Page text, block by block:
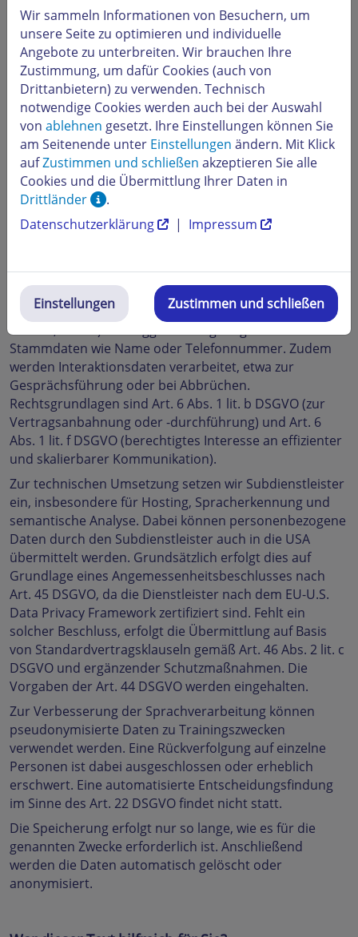
Zur automatisierten Bearbeitung telefonischer
Anfragen setzen wir den STRATO Smart-
Telefonassistenten ein. Dieser verarbeitet
Gesprächsinhalte in unserem Auftrag, um Ihr Anliegen
zu erfassen, weiterzuleiten oder zu beantworten. Dabei
kommen automatische Spracherkennung (Speech-to-
Text), semantische Analyse (Natural Language
Processing) und ggf. Textgenerierung (Text-to-Speech)
zum Einsatz.
Gesprächsinhalte können aufgezeichnet, transkribiert
oder dokumentiert werden. Dies erfolgt nur, wenn Sie
zu Beginn des Gesprächs entsprechend informiert
wurden und das Gespräch fortsetzen. Sie können die
vermeiden.
Verarbeitet werden insbesondere Ihre Äußerungen im
Gespräch, technische Verbindungsdaten (Datum,
Uhrzeit, Dauer) sowie ggf. freiwillig mitgeteilte
Stammdaten wie Name oder Telefonnummer. Zudem
werden Interaktionsdaten verarbeitet, etwa zur
Gesprächsführung oder bei Abbrüchen.
Rechtsgrundlagen sind Art. 6 Abs. 1 lit. b DSGVO (zur
Vertragsanbahnung oder -durchführung) und Art. 6
Abs. 1 lit. f DSGVO (berechtigtes Interesse an effizienter
und skalierbarer Kommunikation).
Zur technischen Umsetzung setzen wir Subdienstleister
ein, insbesondere für Hosting, Spracherkennung und
semantische Analyse. Dabei können personenbezogene
Daten durch den Subdienstleister auch in die USA
übermittelt werden. Grundsätzlich erfolgt dies auf
Grundlage eines Angemessenheitsbeschlusses nach
Art. 45 DSGVO, da die Dienstleister nach dem EU-U.S.
Data Privacy Framework zertifiziert sind. Fehlt ein
solcher Beschluss, erfolgt die Übermittlung auf Basis
von Standardvertragsklauseln gemäß Art. 46 Abs. 2 lit. c
DSGVO und ergänzender Schutzmaßnahmen. Die
Vorgaben der Art. 44 DSGVO werden eingehalten.
Zur Verbesserung der Sprachverarbeitung können
pseudonymisierte Daten zu Trainingszwecken
verwendet werden. Eine Rückverfolgung auf einzelne
Personen ist dabei ausgeschlossen oder erheblich
erschwert. Eine automatisierte Entscheidungsfindung
im Sinne des Art. 22 DSGVO findet nicht statt.
Die Speicherung erfolgt nur so lange, wie es für die
genannten Zwecke erforderlich ist. Anschließend
werden die Daten automatisch gelöscht oder
anonymisiert.
Wir sammeln Informationen von Besuchern, um
unsere Seite zu optimieren und individuelle
Angebote zu unterbreiten. Wir brauchen Ihre
Zustimmung, um dafür Cookies (auch von
Drittanbietern) zu verwenden. Technisch
notwendige Cookies werden auch bei der Auswahl
von ablehnen gesetzt. Ihre Einstellungen können Sie
am Seitenende unter Einstellungen ändern. Mit Klick
aufZustimmen und schließen akzeptieren Sie alle
Cookies und die Übermittlung Ihrer Daten in
Drittländer
.
Datenschutzerklärung
| Impressum
Einstellungen Zustimmen und schließen